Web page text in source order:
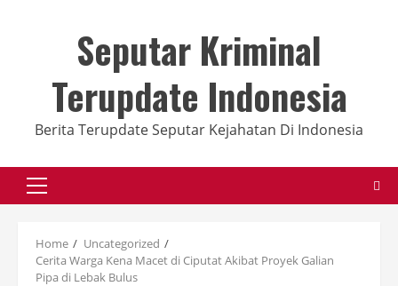
Seputar Kriminal
Terupdate Indonesia
Berita Terupdate Seputar Kejahatan Di Indonesia
Primary
Home
Uncategorized
Cerita Warga Kena Macet di Ciputat Akibat Proyek Galian
Pipa di Lebak Bulus